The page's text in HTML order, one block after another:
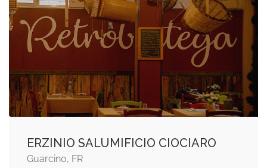
ERZINIO SALUMIFICIO CIOCIARO
Guarcino, FR